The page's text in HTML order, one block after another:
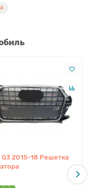
Q3 2015-18 Решетка